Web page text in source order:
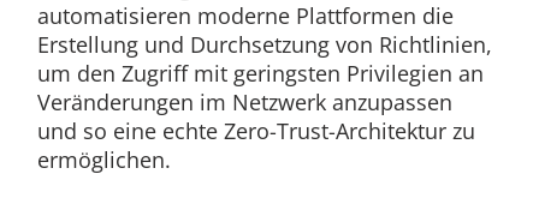
automatisieren moderne Plattformen die
Erstellung und Durchsetzung von Richtlinien,
um den Zugriff mit geringsten Privilegien an
Veränderungen im Netzwerk anzupassen
und so eine echte Zero-Trust-Architektur zu
ermöglichen.